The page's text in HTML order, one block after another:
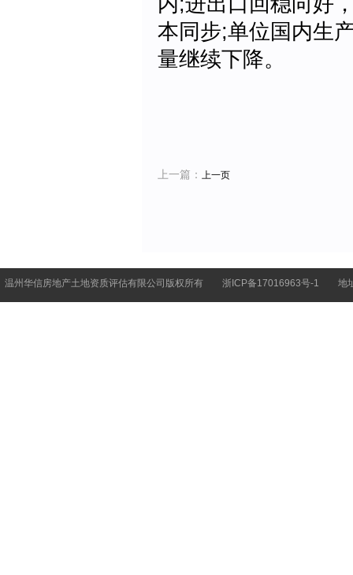
本同步;单位国内生
量继续下降。
上一篇： 上一页
温州华信房地产土地资质评估有限公司版权所有 浙ICP备17016963号-1 地